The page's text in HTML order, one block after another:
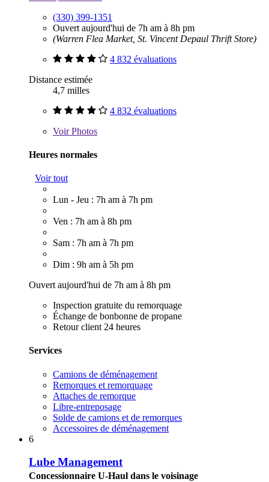
(330) 399-1351
Ouvert aujourd'hui de 7h am à 8h pm
(Warren Flea Market, St. Vincent Depaul Thrift Store)
4 832 évaluations
Distance estimée
4,7 milles
4 832 évaluations
VoirPhotos
Heures normales
Voir tout
Lun - Jeu : 7h am à 7h pm
Ven : 7h am à 8h pm
Sam : 7h am à 7h pm
Dim : 9h am à 5h pm
Ouvert aujourd'hui de 7h am à 8h pm
Inspection gratuite du remorquage
Échange de bonbonne de propane
Retour client 24 heures
Services
Camions de déménagement
Remorques et remorquage
Attaches de remorque
Libre-entreposage
Solde de camions et de remorques
Accessoires de déménagement
6
Lube Management
Concessionnaire U-Haul dans le voisinage